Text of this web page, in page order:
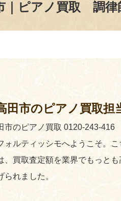
｜ピアノ買取 調
田市のピアノ買取担
市のピアノ買取 0120-243-
ォルティッシモへようこそ。こ
、買取査定額を業界でもっとも
られました。